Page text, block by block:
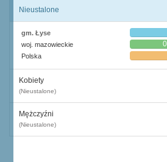
Nieustalone
gm. Łyse
woj. mazowieckie
Polska
Kobiety
(Nieustalone)
Mężczyźni
(Nieustalone)